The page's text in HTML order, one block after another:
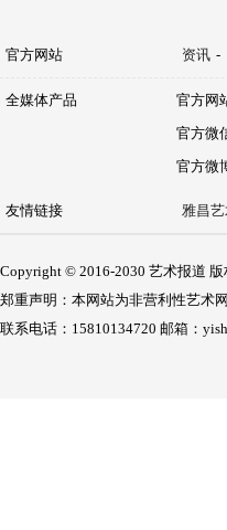
官方网站 资讯 -
全媒体产品 官方网
官方微
官方微
友情链接 雅昌艺
Copyright © 2016-2030 艺术报道
郑重声明：本网站为非营利性艺术
联系电话：15810134720 邮箱：